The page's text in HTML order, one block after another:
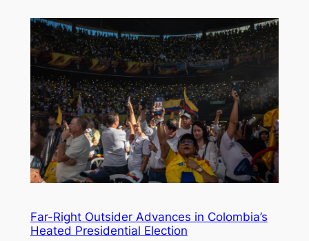
Far-Right Outsider Advances in Colombia’s
Heated Presidential Election